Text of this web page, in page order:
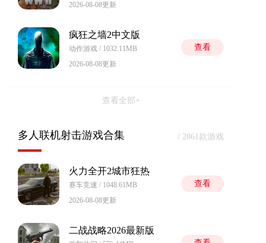
2026-08-08更新
疯狂之墙2中文版
动作游戏 / 1032.11MB
2026-08-08更新
查看
查看全部+
多人联机射击游戏合集 / 2861款游戏
火力全开2城市狂热
赛车竞速 / 1048.61MB
2026-08-08更新
查看
二战战略2026最新版